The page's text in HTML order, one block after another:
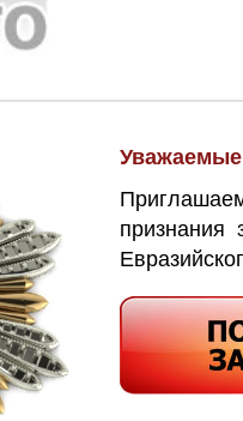
Уважаемые
признания